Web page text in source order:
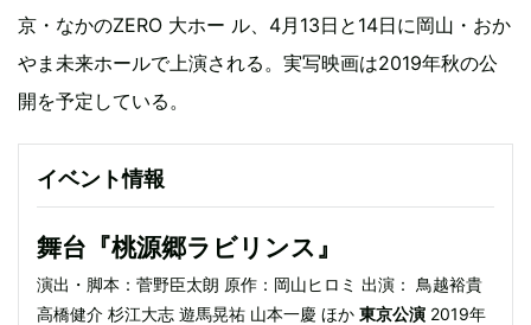
京・なかのZERO 大ホー ル、4月13日と14日に岡山・おか
やま未来ホールで上演される。実写映画は2019年秋の公
開を予定している。
イベント情報
舞台『桃源郷ラビリンス』
演出・脚本：菅野臣太朗 原作：岡山ヒロミ 出演： 鳥越裕貴
高橋健介 杉江大志 遊馬晃祐 山本一慶 ほか 東京公演 2019年